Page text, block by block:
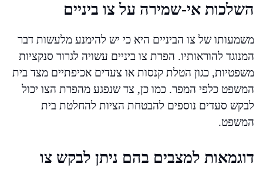
השלכות אי-שמירה על צו ביניים
משמעותו של צו הביניים היא כי יש להימנע מלעשות דבר
המנוגד להוראותיו. הפרת צו ביניים עשויה לגרור סנקציות
משפטיות, כגון הטלת קנסות או צעדים אכיפתיים מצד בית
המשפט כלפי המפר. כמו כן, צד שנפגע מהפרת הצו יכול
לבקש סעדים נוספים להבטחת הציות להחלטת בית
המשפט.
דוגמאות למצבים בהם ניתן לבקש צו